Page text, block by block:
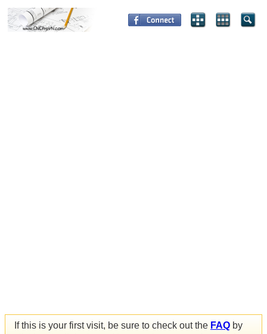
If this is your first visit, be sure to check out the FAQ by